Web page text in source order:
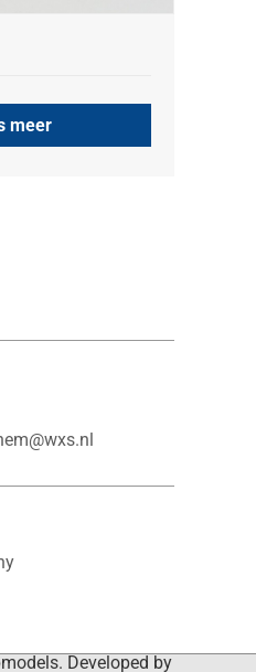
meer
Developed by